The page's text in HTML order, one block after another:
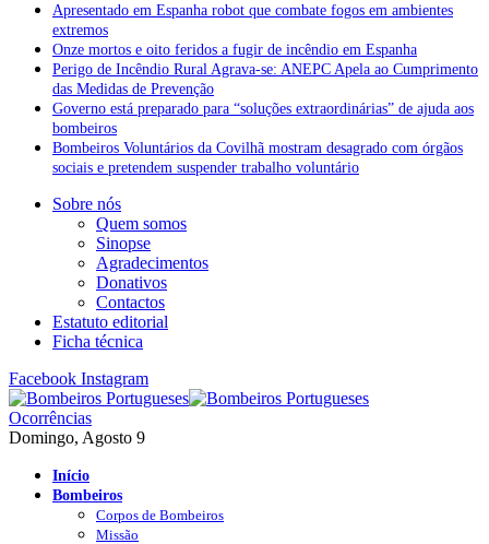
Apresentado em Espanha robot que combate fogos em ambientes
extremos
Onze mortos e oito feridos a fugir de incêndio em Espanha
Perigo de Incêndio Rural Agrava-se: ANEPC Apela ao Cumprimento
das Medidas de Prevenção
Governo está preparado para “soluções extraordinárias” de ajuda aos
bombeiros
Bombeiros Voluntários da Covilhã mostram desagrado com órgãos
sociais e pretendem suspender trabalho voluntário
Sobre nós
Quem somos
Sinopse
Agradecimentos
Donativos
Contactos
Estatuto editorial
Ficha técnica
Facebook Instagram
Ocorrências
Domingo, Agosto 9
Início
Bombeiros
Corpos de Bombeiros
Missão